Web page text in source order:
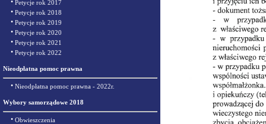
• Petycje rok 2017
• Petycje rok 2018
• Petycje rok 2019
• Petycje rok 2020
• Petycje rok 2021
• Petycje rok 2022
Nieodpłatna pomoc prawna
• Nieodpłatna pomoc prawna - 2022r.
Wybory samorządowe 2018
• Obwieszczenia